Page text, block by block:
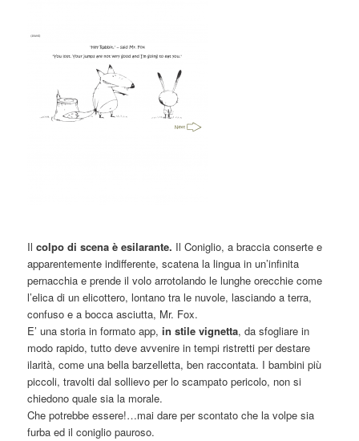
Ilcolpo di scena è esilarante. Il Coniglio, a braccia conserte e
apparentemente indifferente, scatena la lingua in un’infinita
pernacchia e prende il volo arrotolando le lunghe orecchie come
l’elica di un elicottero, lontano tra le nuvole, lasciando a terra,
confuso e a bocca asciutta, Mr. Fox.
E’ una storia in formato app,in stile vignetta, da sfogliare in
modo rapido, tutto deve avvenire in tempi ristretti per destare
ilarità, come una bella barzelletta, ben raccontata. I bambini più
piccoli, travolti dal sollievo per lo scampato pericolo, non si
chiedono quale sia la morale.
Che potrebbe essere!…mai dare per scontato che la volpe sia
furba ed il coniglio pauroso.